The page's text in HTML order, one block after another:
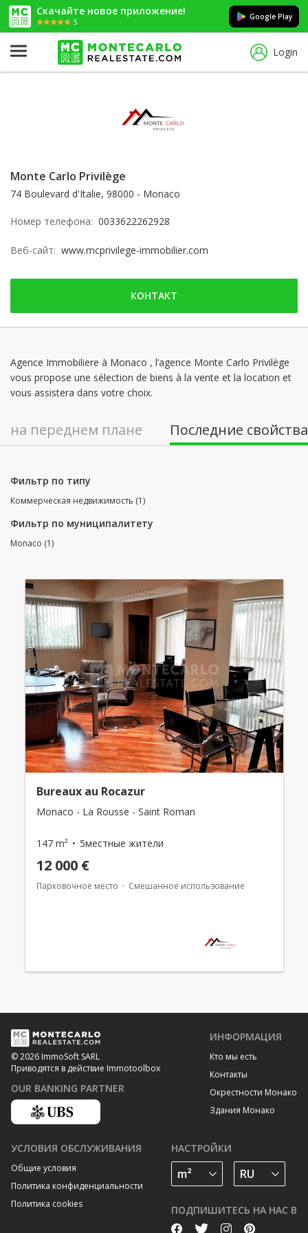
Скачайте новое приложение!
5
Google Play
Login
Monte Carlo Privilège
74 Boulevard d'Italie, 98000 - Monaco
Номер телефона: 0033622262928
Веб-сайт: www.mcprivilege-immobilier.com
КОНТАКТ
Agence Immobiliere à Monaco , l’agence Monte Carlo Privilège
vous propose une sélection de biens à la vente et la location et
vous assistera dans votre choix.
на переднем плане Последние свойства
Фильтр по типу
Коммерческая недвижимость (1)
Фильтр по муниципалитету
Monaco (1)
Bureaux au Rocazur
Monaco - La Rousse - Saint Roman
147 m² 5местные жители
12 000 €
Парковочное место Смешанное использование
© 2026 ImmoSoft SARL
Приводятся в действие Immotoolbox
OUR BANKING PARTNER
ИНФОРМАЦИЯ
Кто мы есть
Контакты
Окрестности Монако
Здания Монако
УСЛОВИЯ ОБСЛУЖИВАНИЯ
Общие условия
Политика конфиденциальности
Политика cookies
НАСТРОЙКИ
ПОДПИШИТЕСЬ НА НАС В